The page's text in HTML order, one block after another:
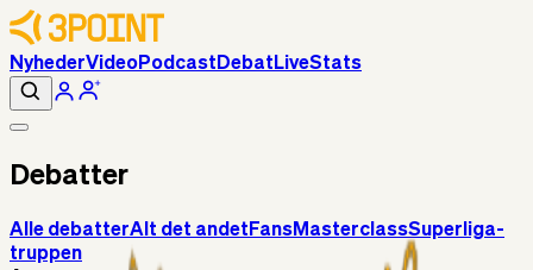
NyhederVideoPodcast Debat LiveStats
Debatter
Alle debatterAlt det andet FansMasterclassSuperliga-
truppen